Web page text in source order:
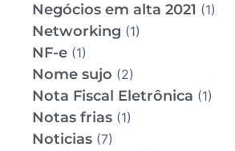
Negócios em alta 2021 (1)
Networking (1)
NF-e (1)
Nome sujo (2)
Nota Fiscal Eletrônica (1)
Notas frias (1)
Noticias (7)